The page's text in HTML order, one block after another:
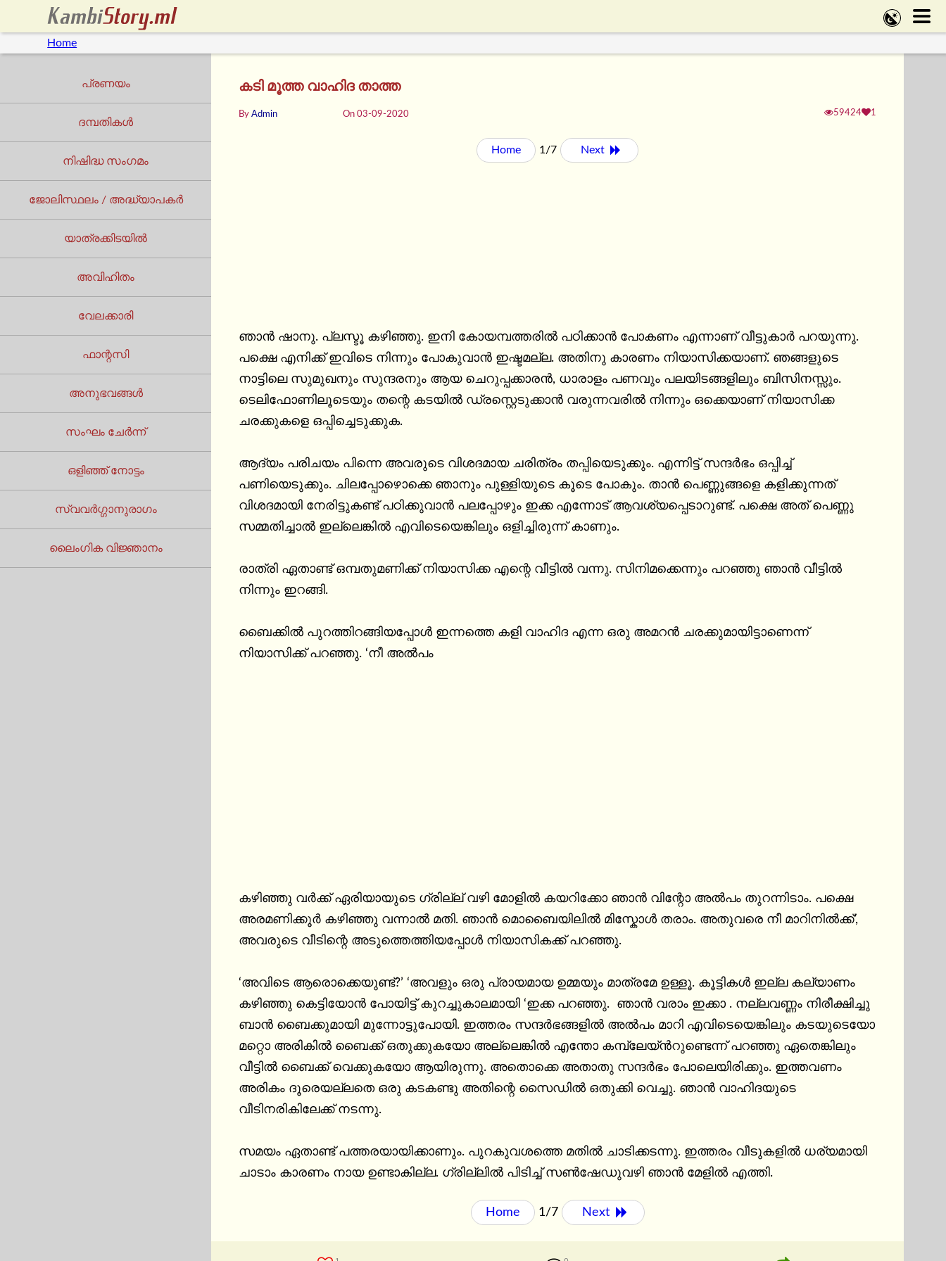
Home
പ്രണയം
ദമ്പതികൾ
നിഷിദ്ധ സംഗമം
ജോലിസ്ഥലം / അദ്ധ്യാപകർ
യാത്രക്കിടയില്‍
അവിഹിതം
വേലക്കാരി
ഫാന്റസി
അനുഭവങ്ങൾ
സംഘം ചേർന്ന്
ഒളിഞ്ഞ് നോട്ടം
സ്വവർഗ്ഗാനുരാഗം
ലൈംഗിക വിജ്ഞാനം
കടി മൂത്ത വാഹിദ താത്ത
ByAdmin On 03-09-2020 59424 1
Home 1/7 Next
ഞാൻ ഷാനു. പ്ലസ്ടൂ കഴിഞ്ഞു. ഇനി കോയമ്പത്തരിൽ പഠിക്കാൻ പോകണം എന്നാണ് വീട്ടുകാർ പറയുന്നു.
പക്ഷെ എനിക്ക് ഇവിടെ നിന്നും പോകുവാൻ ഇഷ്ടമല്ല. അതിനു കാരണം നിയാസിക്കയാണ്. ഞങ്ങളുടെ
നാട്ടിലെ സുമുഖനും സുന്ദരനും ആയ ചെറുപ്പക്കാരൻ, ധാരാളം പണവും പലയിടങ്ങളിലും ബിസിനസ്സും.
ടെലിഫോണിലൂടെയും തന്റെ കടയിൽ ഡ്രസ്റ്റെടുക്കാൻ വരുന്നവരിൽ നിന്നും ഒക്കെയാണ് നിയാസിക്ക
ചരക്കുകളെ ഒപ്പിച്ചെടുക്കുക.
ആദ്യം പരിചയം പിന്നെ അവരുടെ വിശദമായ ചരിത്രം തപ്പിയെടുക്കും. എന്നിട്ട് സന്ദർഭം ഒപ്പിച്ച്
പണിയെടുക്കും. ചിലപ്പോഴൊക്കെ ഞാനും പുള്ളിയുടെ കൂടെ പോകും. താൻ പെണ്ണുങ്ങളെ കളിക്കുന്നത്
വിശദമായി നേരിട്ടുകണ്ട് പഠിക്കുവാൻ പലപ്പോഴും ഇക്ക എന്നോട് ആവശ്യപ്പെടാറുണ്ട്. പക്ഷെ അത് പെണ്ണു
സമ്മതിച്ചാൽ ഇല്ലെങ്കിൽ എവിടെയെങ്കിലും ഒളിച്ചിരുന്ന് കാണും.
രാത്രി ഏതാണ്ട് ഒമ്പതുമണിക്ക് നിയാസിക്ക എന്റെ വീട്ടിൽ വന്നു. സിനിമക്കെന്നും പറഞ്ഞു ഞാൻ വീട്ടിൽ
നിന്നും ഇറങ്ങി.
ബൈക്കിൽ പുറത്തിറങ്ങിയപ്പോൾ ഇന്നത്തെ കളി വാഹിദ എന്ന ഒരു അമറൻ ചരക്കുമായിട്ടാണെന്ന്
നിയാസിക്ക് പറഞ്ഞു. ‘നീ അൽപം
കഴിഞ്ഞു വർക്ക് ഏരിയായുടെ ഗ്രില്ല് വഴി മോളിൽ കയറിക്കോ ഞാൻ വിന്റോ അൽപം തുറന്നിടാം. പക്ഷെ
അരമണിക്കൂർ കഴിഞ്ഞു വന്നാൽ മതി. ഞാൻ മൊബൈയിലിൽ മിസ്കോൾ തരാം. അതുവരെ നീ മാറിനിൽക്ക്’,
അവരുടെ വീടിന്റെ അടുത്തെത്തിയപ്പോൾ നിയാസികക്ക് പറഞ്ഞു.
‘അവിടെ ആരൊക്കെയുണ്ട്?’ ‘അവളും ഒരു പ്രായമായ ഉമ്മയും മാത്രമേ ഉള്ളൂ. കൂട്ടികൾ ഇല്ല കല്യാണം
കഴിഞ്ഞു കെട്ടിയോൻ പോയിട്ട് കുറച്ചുകാലമായി ‘ഇക്ക പറഞ്ഞു.  ഞാൻ വരാം ഇക്കാ . നല്ലവണ്ണം നിരീക്ഷിച്ചു
ബാൻ ബൈക്കുമായി മുന്നോട്ടുപോയി. ഇത്തരം സന്ദർഭങ്ങളിൽ അൽപം മാറി എവിടെയെങ്കിലും കടയുടെയോ
മറ്റൊ അരികിൽ ബൈക്ക് ഒതുക്കുകയോ അല്ലെങ്കിൽ എന്തോ കമ്പ്ലേയ്ൻറുണ്ടെന്ന് പറഞ്ഞു ഏതെങ്കിലും
വീട്ടിൽ ബൈക്ക് വെക്കുകയോ ആയിരുന്നു. അതൊക്കെ അതാതു സന്ദർഭം പോലെയിരിക്കും. ഇത്തവണം
അരികം ദൂരെയല്ലതെ ഒരു കടകണ്ടു അതിന്റെ സൈഡിൽ ഒതുക്കി വെച്ചു. ഞാൻ വാഹിദയുടെ
വീടിനരികിലേക്ക് നടന്നു.
സമയം ഏതാണ്ട് പത്തരയായിക്കാണും. പുറകുവശത്തെ മതിൽ ചാടിക്കടന്നു. ഇത്തരം വീടുകളിൽ ധര്യമായി
ചാടാം കാരണം നായ ഉണ്ടാകില്ല. ഗ്രില്ലിൽ പിടിച്ച് സൺഷേഡുവഴി ഞാൻ മേളിൽ എത്തി.
Home 1/7 Next